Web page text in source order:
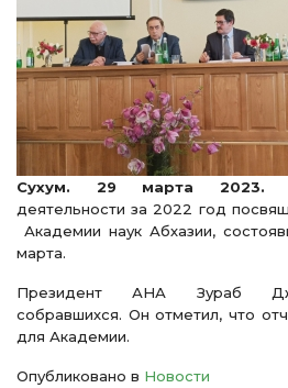
Сухум. 29 марта 2023.
деятельности за 2022 год
Академии наук Абхазии,
марта.
Президент АНА Зураб
собравшихся. Он отметил, что
для Академии.
Опубликовано в Новости